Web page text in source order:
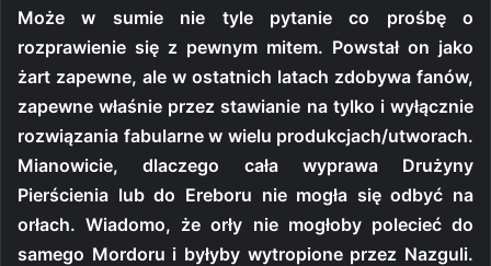
Może w sumie nie tyle pytanie co prośbę o
rozprawienie się z pewnym mitem. Powstał on jako
żart zapewne, ale w ostatnich latach zdobywa fanów,
zapewne właśnie przez stawianie na tylko i wyłącznie
rozwiązania fabularne w wielu produkcjach/utworach.
Mianowicie, dlaczego cała wyprawa Drużyny
Pierścienia lub do Ereboru nie mogła się odbyć na
orłach. Wiadomo, że orły nie mogłoby polecieć do
samego Mordoru i byłyby wytropione przez Nazguli.